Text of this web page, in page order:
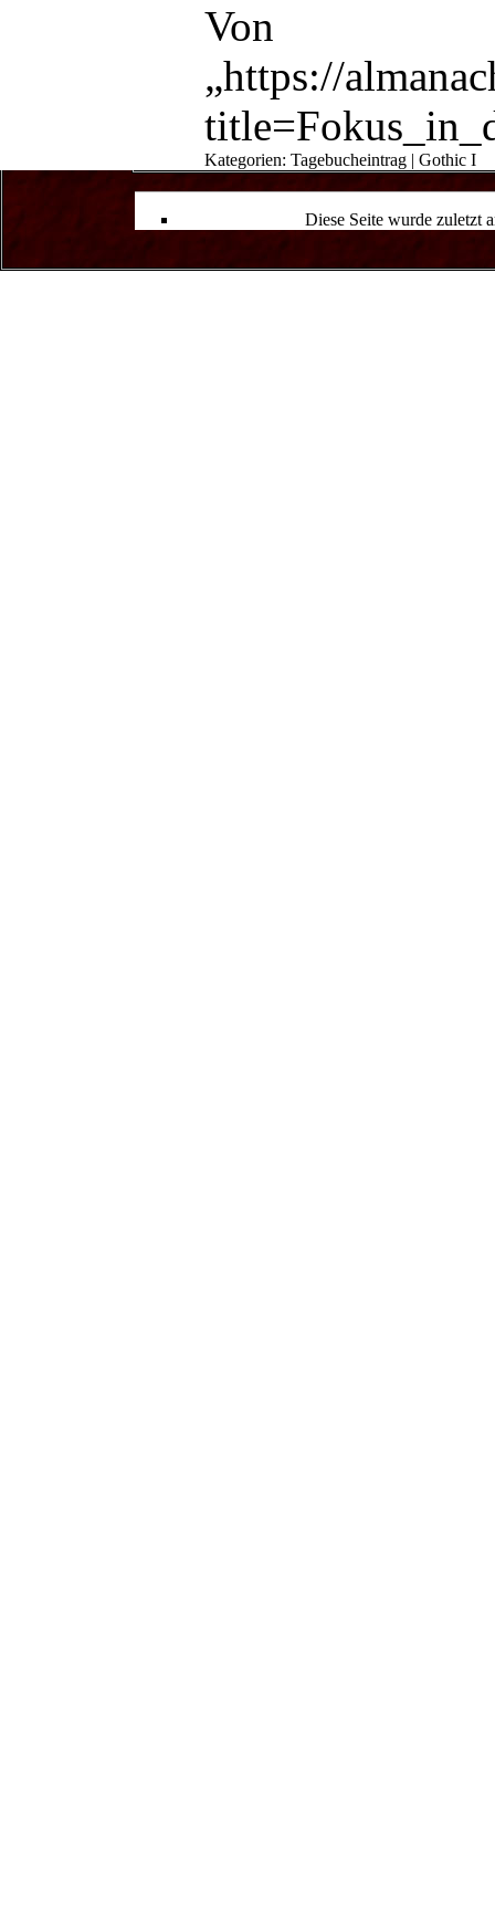
Von
„https://
Kategorien: Tagebucheintrag | Gothic I
Diese Seite wurde zuletzt